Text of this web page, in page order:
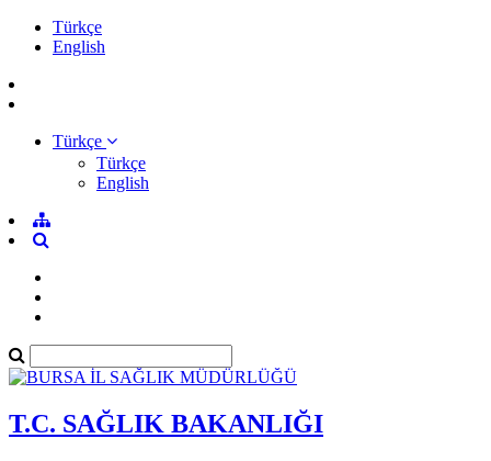
Türkçe
English
Türkçe
Türkçe
English
T.C. SAĞLIK BAKANLIĞI